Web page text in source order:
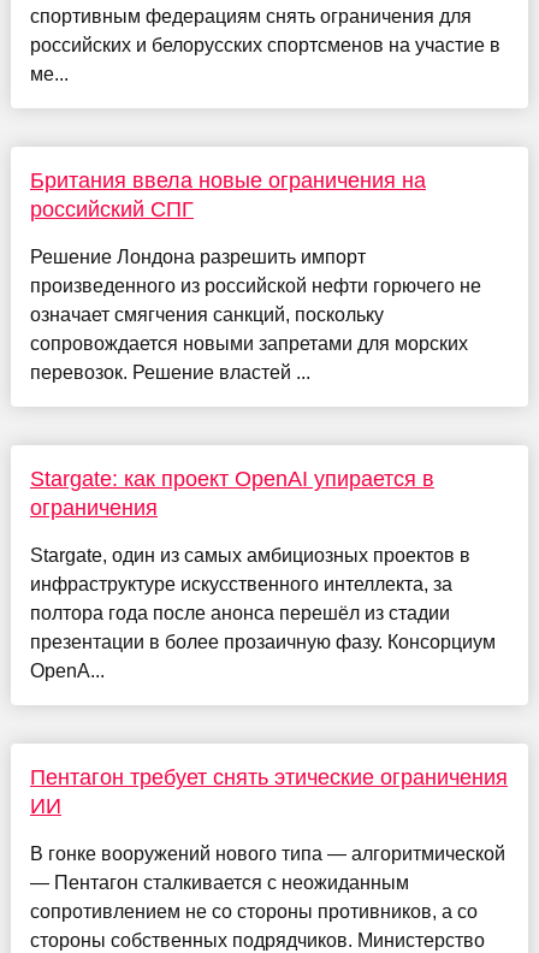
спортивным федерациям снять ограничения для
российских и белорусских спортсменов на участие в
ме...
Британия ввела новые ограничения на
российский СПГ
Решение Лондона разрешить импорт
произведенного из российской нефти горючего не
означает смягчения санкций, поскольку
сопровождается новыми запретами для морских
перевозок. Решение властей ...
Stargate: как проект OpenAI упирается в
ограничения
Stargate, один из самых амбициозных проектов в
инфраструктуре искусственного интеллекта, за
полтора года после анонса перешёл из стадии
презентации в более прозаичную фазу. Консорциум
OpenA...
Пентагон требует снять этические ограничения
ИИ
В гонке вооружений нового типа — алгоритмической
— Пентагон сталкивается с неожиданным
сопротивлением не со стороны противников, а со
стороны собственных подрядчиков. Министерство